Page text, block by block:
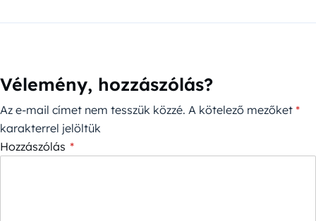
Vélemény, hozzászólás?
Az e-mail címet nem tesszük közzé. A kötelező mezőket *
karakterrel jelöltük
Hozzászólás *